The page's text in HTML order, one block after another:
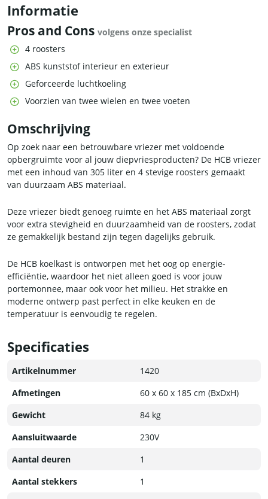
Informatie
Pros and Cons volgens onze specialist
4 roosters
ABS kunststof interieur en exterieur
Geforceerde luchtkoeling
Voorzien van twee wielen en twee voeten
Omschrijving
Op zoek naar een betrouwbare vriezer met voldoende
opbergruimte voor al jouw diepvriesproducten? De HCB vriezer
met een inhoud van 305 liter en 4 stevige roosters gemaakt
van duurzaam ABS materiaal.
Deze vriezer biedt genoeg ruimte en het ABS materiaal zorgt
voor extra stevigheid en duurzaamheid van de roosters, zodat
ze gemakkelijk bestand zijn tegen dagelijks gebruik.
De HCB koelkast is ontworpen met het oog op energie-
efficiëntie, waardoor het niet alleen goed is voor jouw
portemonnee, maar ook voor het milieu. Het strakke en
moderne ontwerp past perfect in elke keuken en de
temperatuur is eenvoudig te regelen.
Dus als je op zoek bent naar een betrouwbare, duurzame en
efficiënte vriezer met veel ruimte is de HCB vriezer de ideale
keuze voor jou.
Specificaties
Artikelnummer
1420
Afmetingen
60 x 60 x 185 cm (BxDxH)
Gewicht
84 kg
Aansluitwaarde
230V
Aantal deuren
1
Aantal stekkers
1